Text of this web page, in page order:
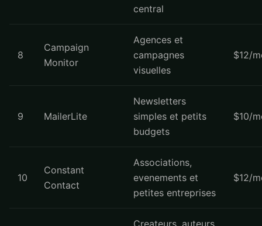
central
8
Campaign
Monitor
Agences et
campagnes
visuelles
$12/
9 MailerLite
Newsletters
simples et petits
budgets
$10/
10
Constant
Contact
Associations,
evenements et
petites entreprises
$12/
Createurs, auteurs